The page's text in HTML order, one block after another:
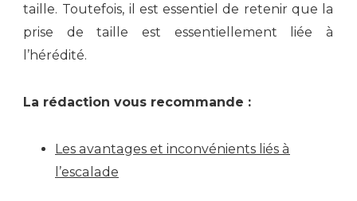
taille. Toutefois, il est essentiel de retenir que la
prise de taille est essentiellement liée à
l’hérédité.
La rédaction vous recommande :
Les avantages et inconvénients liés à
l’escalade